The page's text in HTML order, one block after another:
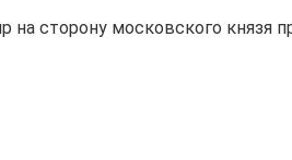
на сторону московского князя